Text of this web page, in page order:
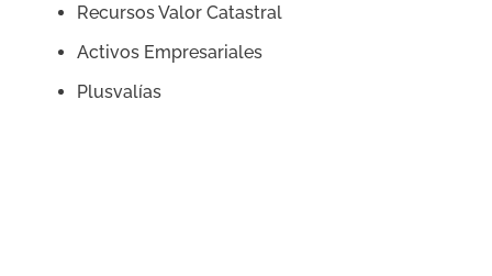
Recursos Valor Catastral
Activos Empresariales
Plusvalías